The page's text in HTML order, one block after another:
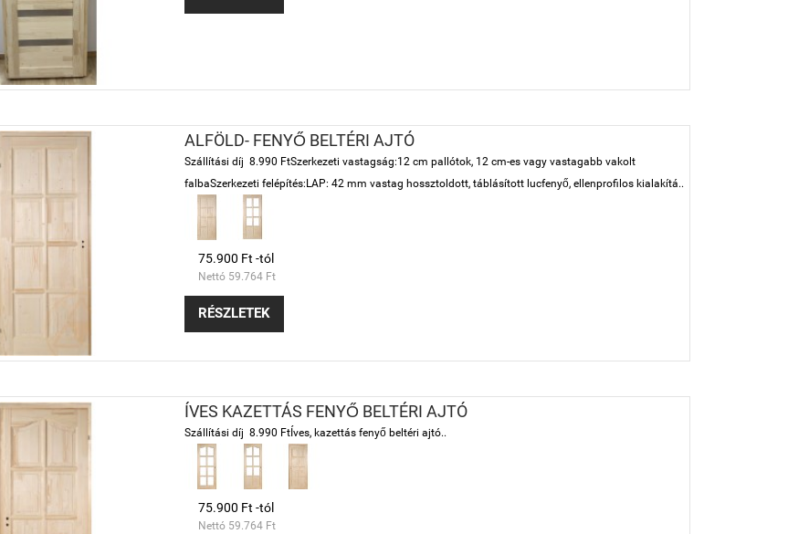
ALFÖLD- FENYŐ BELTÉRI AJTÓ
Szállítási díj 8.990 FtSzerkezeti vastagság:12 cm pallótok, 12 cm-es vagy vastagabb vakolt
falbaSzerkezeti felépítés:LAP: 42 mm vastag hossztoldott, táblásított lucfenyő, ellenprofilos kialakítá..
75.900 Ft -tól
Nettó 59.764 Ft
RÉSZLETEK
ÍVES KAZETTÁS FENYŐ BELTÉRI AJTÓ
Szállítási díj 8.990 FtÍves, kazettás fenyő beltéri ajtó..
75.900 Ft -tól
Nettó 59.764 Ft